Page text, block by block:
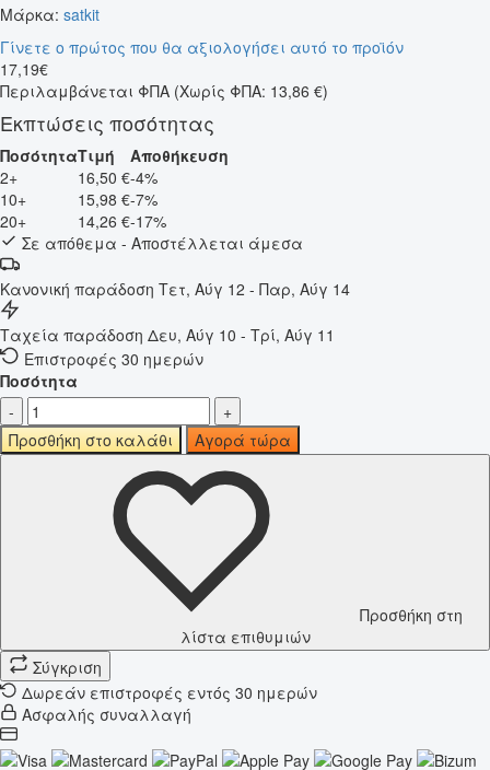
Μάρκα: satkit
Γίνετε ο πρώτος που θα αξιολογήσει αυτό το προϊόν
17,19€
Περιλαμβάνεται ΦΠΑ (Χωρίς ΦΠΑ: 13,86 €)
Εκπτώσεις ποσότητας
ΠοσότηταΤιμή
Αποθήκευση
2+
16,50 €-4%
10+
15,98 €-7%
20+
14,26 €-17%
Σε απόθεμα - Αποστέλλεται άμεσα
Κανονική παράδοση Τετ, Αύγ 12 - Παρ, Αύγ 14
Ταχεία παράδοση Δευ, Αύγ 10 - Τρί, Αύγ 11
Επιστροφές 30 ημερών
Ποσότητα
-
+
Προσθήκη στο καλάθι
Αγορά τώρα
Προσθήκη στη
λίστα επιθυμιών
Σύγκριση
Δωρεάν επιστροφές εντός 30 ημερών
Ασφαλής συναλλαγή